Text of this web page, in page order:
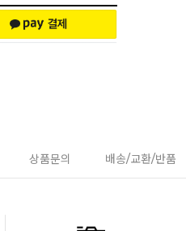
상품문의 배송/교환/반품